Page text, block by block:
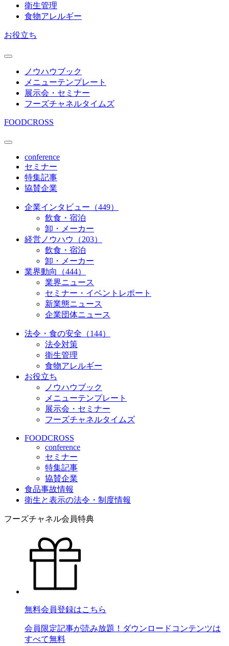
衛生管理
食物アレルギー
お役立ち
ノウハウブック
メニューテンプレート
展示会・セミナー
フーズチャネルタイムズ
FOODCROSS
conference
セミナー
特集記事
協賛企業
企業インタビュー（449）
飲食・宿泊
卸・メーカー
経営ノウハウ（203）
飲食・宿泊
卸・メーカー
業界動向（444）
業界ニュース
セミナー・イベントレポート
新業態ニュース
企業団体ニュース
法令・食の安全（144）
法令対策
衛生管理
食物アレルギー
お役立ち
ノウハウブック
メニューテンプレート
展示会・セミナー
フーズチャネルタイムズ
FOODCROSS
conference
セミナー
特集記事
協賛企業
食品事故情報
衛生と表示の法令・制度情報
フーズチャネル会員特典
無料会員登録はこちら
会員限定記事が読み放題！ダウンロードコンテンツは
すべて無料